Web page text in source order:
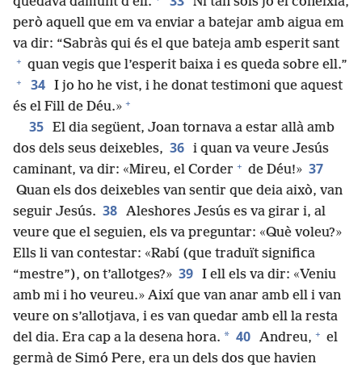
però aquell que em va enviar a batejar amb aigua em
va dir: “Sabràs qui és el que bateja amb esperit sant
+ quan vegis que l’esperit baixa i es queda sobre ell.”
+ 34 I jo ho he vist, i he donat testimoni que aquest
és el Fill de Déu.» +
35 El dia següent, Joan tornava a estar allà amb
dos dels seus deixebles, 36 i quan va veure Jesús
caminant, va dir: «Mireu, el Corder + de Déu!» 37
Quan els dos deixebles van sentir que deia això, van
seguir Jesús. 38 Aleshores Jesús es va girar i, al
veure que el seguien, els va preguntar: «Què voleu?»
Ells li van contestar: «Rabí (que traduït significa
“mestre”), on t’allotges?» 39 I ell els va dir: «Veniu
amb mi i ho veureu.» Així que van anar amb ell i van
veure on s’allotjava, i es van quedar amb ell la resta
del dia. Era cap a la desena hora. * 40 Andreu, + el
germà de Simó Pere, era un dels dos que havien